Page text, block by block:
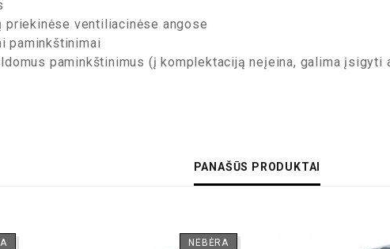
priekinėse ventiliacinėse angose
paminkštinimai
paminkštinimus (į komplektaciją neįeina, galima įsigyti
PANAŠŪS PRODUKTAI
NEBĖRA